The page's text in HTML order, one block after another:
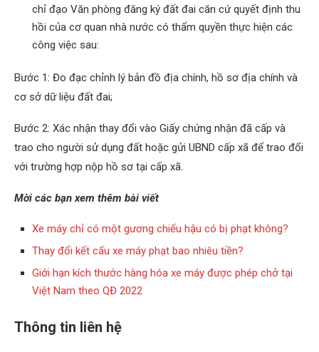
chỉ đạo Văn phòng đăng ký đất đai căn cứ quyết định thu
hồi của cơ quan nhà nước có thẩm quyền thực hiện các
công việc sau:
Bước 1: Đo đạc chỉnh lý bản đồ địa chính, hồ sơ địa chính và
cơ sở dữ liệu đất đai;
Bước 2: Xác nhận thay đổi vào Giấy chứng nhận đã cấp và
trao cho người sử dụng đất hoặc gửi UBND cấp xã để trao đổi
với trường hợp nộp hồ sơ tại cấp xã.
Mời các bạn xem thêm bài viết
Xe máy chỉ có một gương chiếu hậu có bị phạt không?
Thay đổi kết cấu xe máy phạt bao nhiêu tiền?
Giới hạn kích thước hàng hóa xe máy được phép chở tại
Việt Nam theo QĐ 2022
Thông tin liên hệ